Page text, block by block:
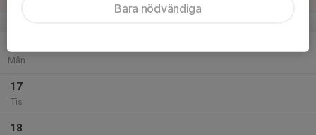
Mån
17
Tis
18
Bara nödvändiga